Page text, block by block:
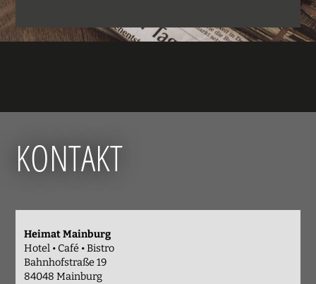
KONTAKT
Heimat Mainburg
Hotel • Café • Bistro
Bahnhofstraße 19
84048 Mainburg